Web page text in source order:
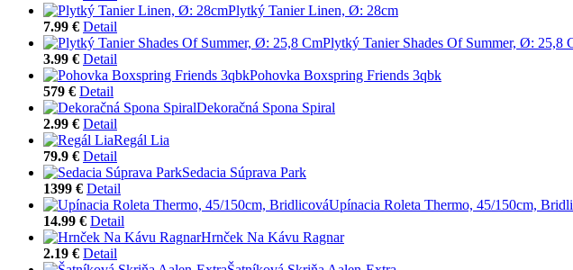
Plytký Tanier Linen, Ø: 28cm
7.99 € Detail
Plytký Tanier Shades Of Summer, Ø: 25,8
3.99 € Detail
Pohovka Boxspring Friends 3qbk
579 € Detail
Dekoračná Spona Spiral
2.99 € Detail
Regál Lia
79.9 € Detail
Sedacia Súprava Park
1399 € Detail
Upínacia Roleta Thermo, 45/150cm,
14.99 € Detail
Hrnček Na Kávu Ragnar
2.19 € Detail